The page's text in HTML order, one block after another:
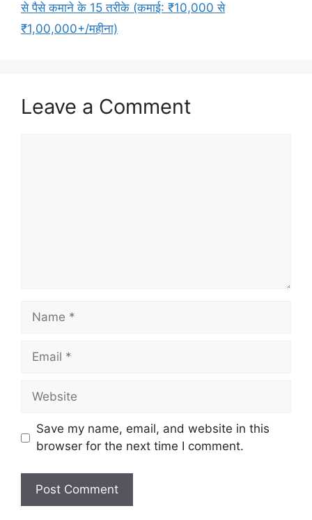
से पैसे कमाने के 15 तरीके (कमाई: ₹10,000 से
₹1,00,000+/महीना)
Leave a Comment
Name
Email
Website
Save my name, email, and website in this
browser for the next time I comment.